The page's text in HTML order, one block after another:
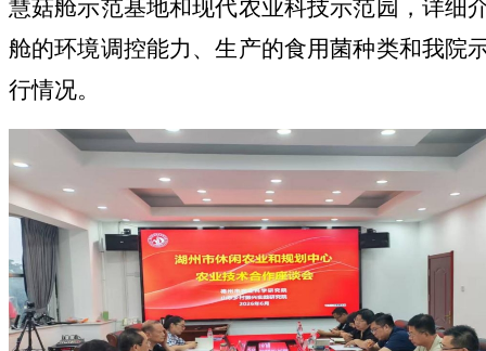
慧菇舱示范基地和现代农业科技示范园，详细
舱的环境调控能力、生产的食用菌种类和我院
行情况。